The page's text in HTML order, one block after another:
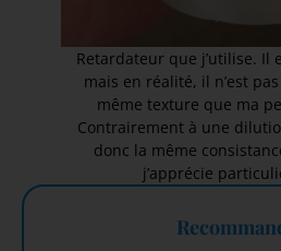
Retardateur que j’utilise. Il
mais en réalité, il n’est
même texture que ma
Contrairement à une
donc la même
j’apprécie